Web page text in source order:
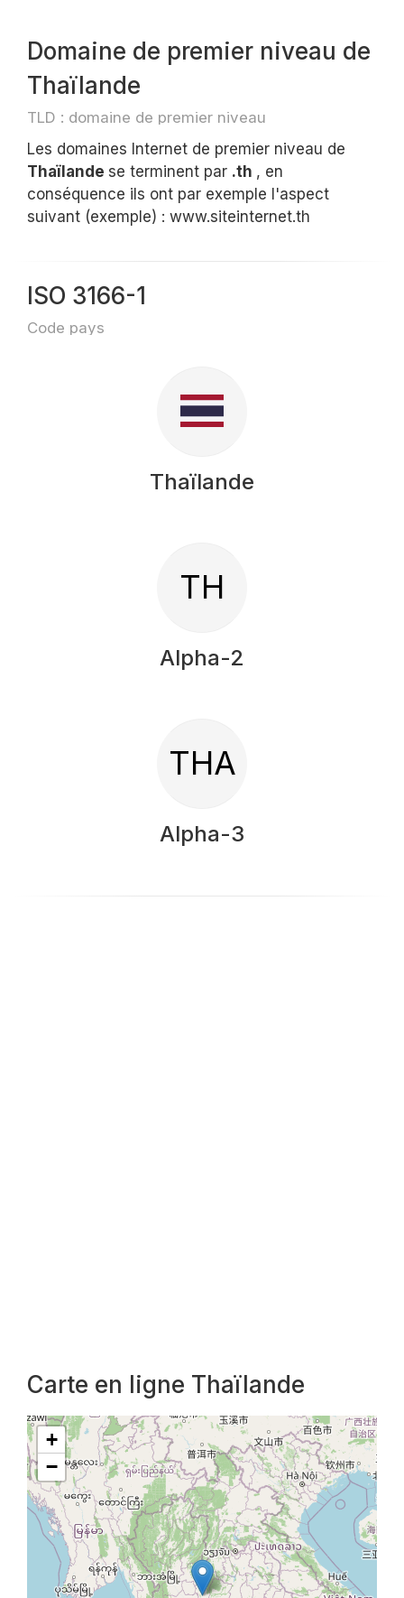
Domaine de premier niveau de
Thaïlande
TLD : domaine de premier niveau
Les domaines Internet de premier niveau de
Thaïlande se terminent par .th , en
conséquence ils ont par exemple l'aspect
suivant (exemple) : www.siteinternet.th
ISO 3166-1
Code pays
Thaïlande
TH
Alpha-2
THA
Alpha-3
Carte en ligne Thaïlande
+
−